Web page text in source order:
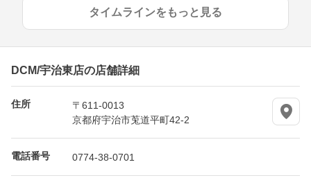
タイムラインをもっと見る
DCM/宇治東店の店舗詳細
住所
〒611-0013
京都府宇治市莵道平町42-2
電話番号 0774-38-0701